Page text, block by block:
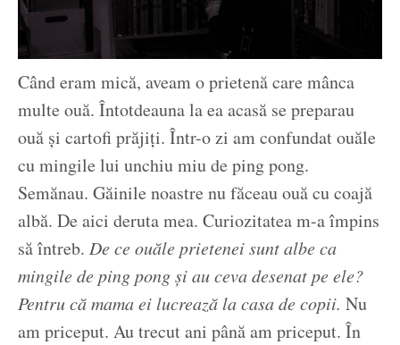
Când eram mică, aveam o prietenă care mânca
multe ouă. Întotdeauna la ea acasă se preparau
ouă și cartofi prăjiți. Într-o zi am confundat ouăle
cu mingile lui unchiu miu de ping pong.
Semănau. Găinile noastre nu făceau ouă cu coajă
albă. De aici deruta mea. Curiozitatea m-a împins
să întreb. De ce ouăle prietenei sunt albe ca
mingile de ping pong și au ceva desenat pe ele?
Pentru că mama ei lucrează la casa de copii. Nu
am priceput. Au trecut ani până am priceput. În